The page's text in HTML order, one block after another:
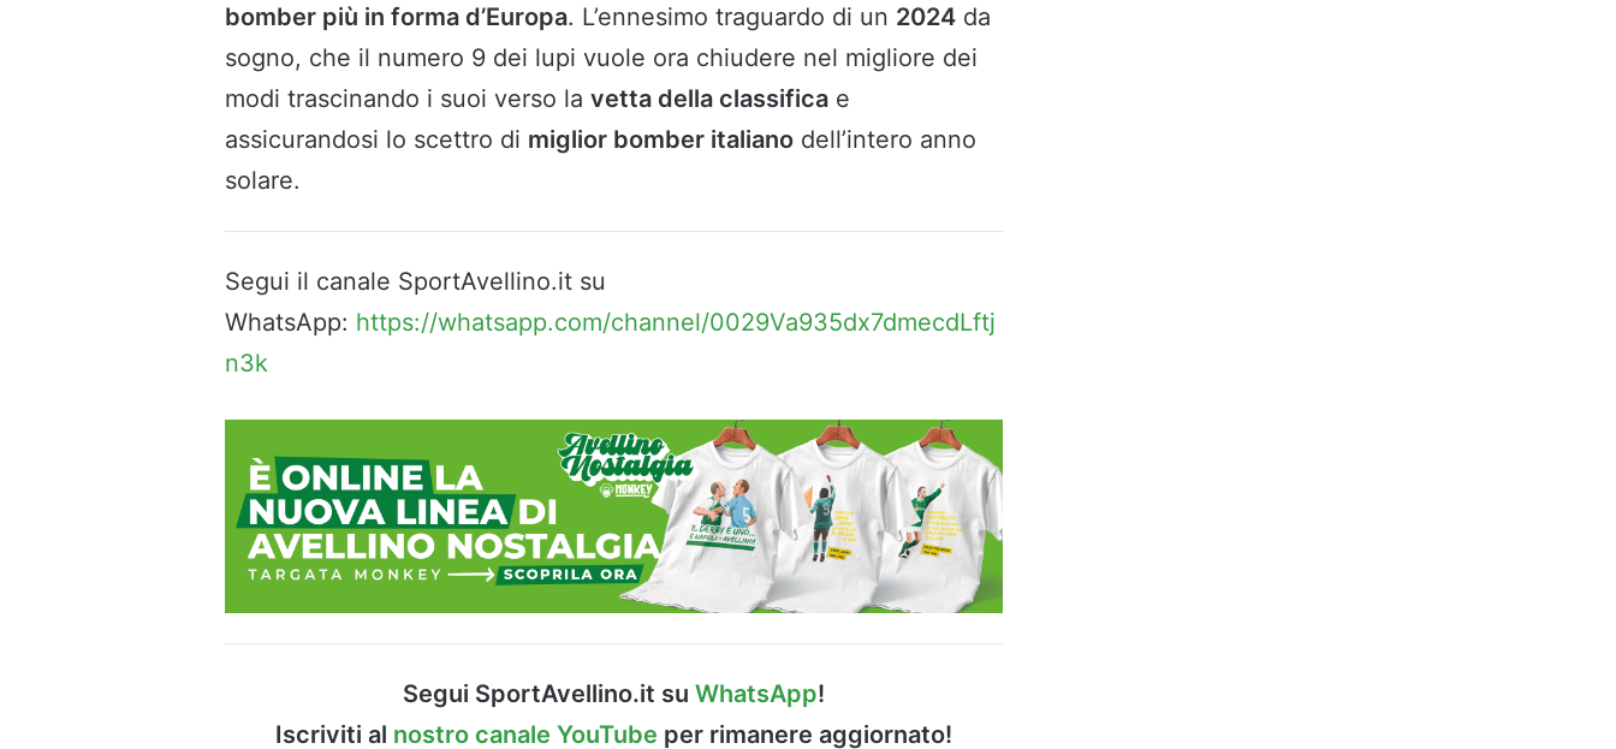
bomber più in forma d’Europa. L’ennesimo traguardo di un 2024 da
sogno, che il numero 9 dei lupi vuole ora chiudere nel migliore dei
modi trascinando i suoi verso la vetta della classifica e
assicurandosi lo scettro di miglior bomber italiano dell’intero anno
solare.
Segui il canale SportAvellino.it su
WhatsApp: https://whatsapp.com/channel/0029Va935dx7dmecdLftj
n3k
Segui SportAvellino.it su WhatsApp!
Iscriviti al nostro canale YouTube per rimanere aggiornato!